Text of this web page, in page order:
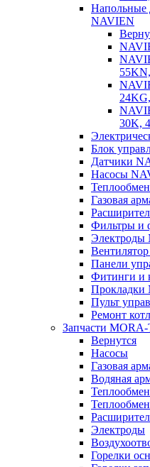
Напольные
NAVIEN
30K,
Блок
Датчики
Насосы
Газовая
Фильтры и
Электроды
Панели
Фитинги и
Прокладки
Пульт
Ремонт
Запчасти
Вернутся
Насосы
Газовая
Водяная
Электроды
Горелки